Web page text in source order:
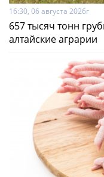
16:30, 06 августа 2026г
657 тысяч тонн
алтайские аграрии